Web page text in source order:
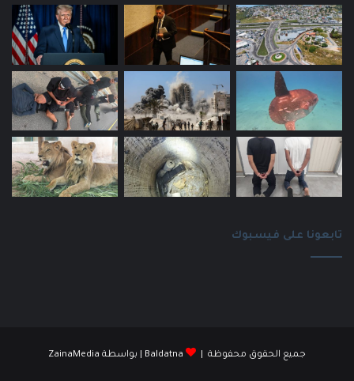
تابعونا على فيسبوك
جميع الحقوق محفوظة | Baldatna | بواسطة ZainaMedia